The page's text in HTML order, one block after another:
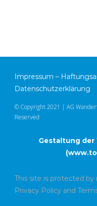
Impressum –
Datenschutzerklärung
© Copyright 2021 | AG
Reserved
Gestaltung der
(
This site is protected by
Privacy Policy and